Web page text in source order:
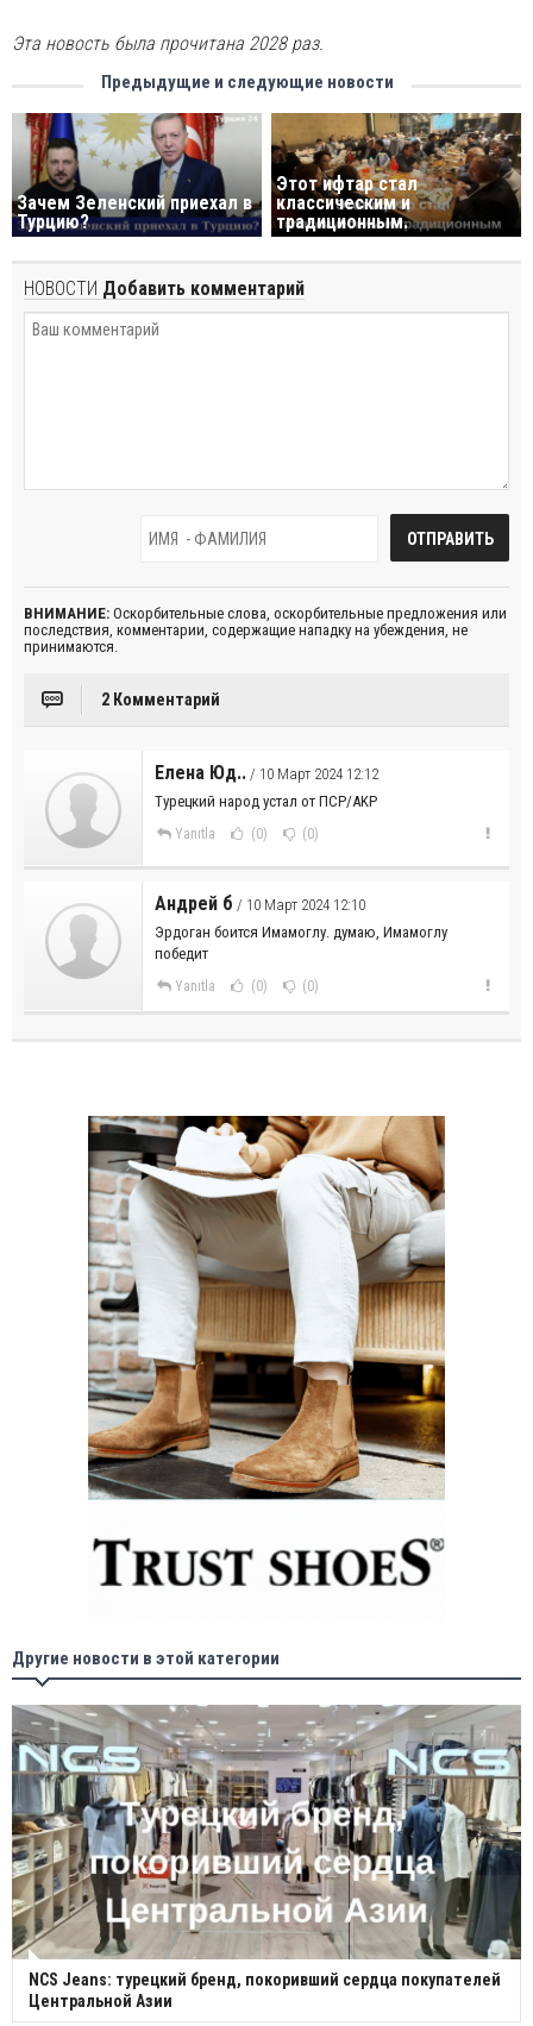
Эта новость была прочитана 2028 раз.
Предыдущие и следующие новости
Зачем Зеленский приехал в
Турцию?
Этот ифтар стал
классическим и
традиционным.
НОВОСТИ Добавить комментарий
ВНИМАНИЕ: Оскорбительные слова, оскорбительные предложения или
последствия, комментарии, содержащие нападку на убеждения, не
принимаются.
2 Комментарий
Елена Юд.. / 10 Март 2024 12:12
Турецкий народ устал от ПСР/AKP
Yanıtla (0) (0)
Андрей б / 10 Март 2024 12:10
Эрдоган боится Имамоглу. думаю, Имамоглу
победит
Yanıtla (0) (0)
Другие новости в этой категории
NCS Jeans: турецкий бренд, покоривший сердца покупателей
Центральной Азии